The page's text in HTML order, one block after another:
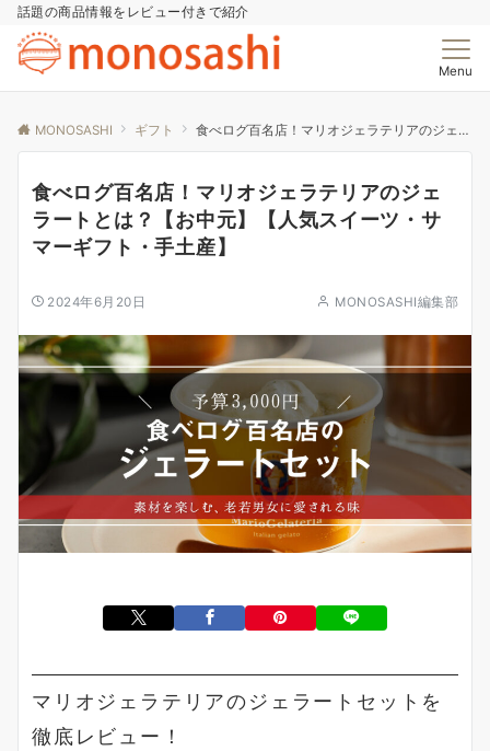
話題の商品情報をレビュー付きで紹介
Menu
MONOSASHI ギフト 食べログ百名店！マリオジェラテリアのジェラートとは？【お中元】【人気スイーツ・サマーギフト・手土産】
食べログ百名店！マリオジェラテリアのジェ
ラートとは？【お中元】【人気スイーツ・サ
マーギフト・手土産】
2024年6月20日 MONOSASHI編集部
マリオジェラテリアのジェラートセットを
徹底レビュー！